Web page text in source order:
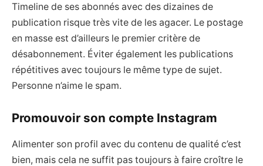
Timeline de ses abonnés avec des dizaines de
publication risque très vite de les agacer. Le postage
en masse est d’ailleurs le premier critère de
désabonnement. Éviter également les publications
répétitives avec toujours le même type de sujet.
Personne n’aime le spam.
Promouvoir son compte Instagram
Alimenter son profil avec du contenu de qualité c’est
bien, mais cela ne suffit pas toujours à faire croître le